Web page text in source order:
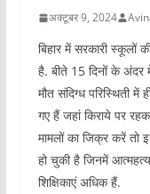
अक्टूबर 9, 2024
बिहार में सरकारी स्कूलों
है. बीते 15 दिनों के अंदर
मौत संदिग्ध परिस्थिती
गए हैं जहां किराये पर
मामलों का जिक्र करें तो
हो चुकी है जिनमें
शिक्षिकाएं अधिक हैं.